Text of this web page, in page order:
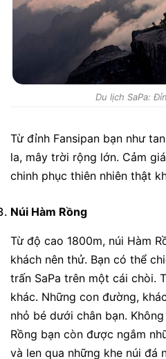
Du lịch SaPa:
Từ đỉnh Fansipan bạn như
la, mây trời rộng lớn. Cảm
chinh phục thiên nhiên thật
Núi Hàm Rồng
Từ độ cao 1800m, núi Hàm
khách nên thử. Bạn có thể
trấn SaPa trên một cái chòi.
khác. Những con đường,
nhỏ bé dưới chân bạn.
Rồng bạn còn được ngắm
và len qua những khe núi đá